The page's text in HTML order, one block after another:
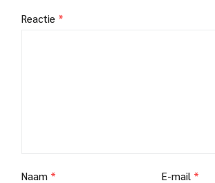
Reactie *
Naam * E-mail *